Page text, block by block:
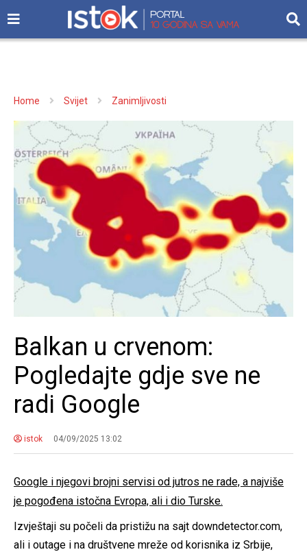
Home Svijet Zanimljivosti
Balkan u crvenom:
Pogledajte gdje sve ne
radi Google
istok 04/09/2025 13:02
Google i njegovi brojni servisi od jutros ne rade, a najviše
je pogođena istočna Evropa, ali i dio Turske.
Izvještaji su počeli da pristižu na sajt downdetector.com,
ali i outage i na društvene mreže od korisnika iz Srbije,